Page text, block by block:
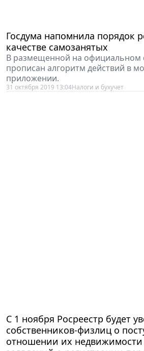
качестве самозанятых
В размещенной на официальном
прописан алгоритм действий в
приложении.
31 октября 2019 13:04
собственников-физлиц о
отношении их недвижимости
заявлений о регистрации